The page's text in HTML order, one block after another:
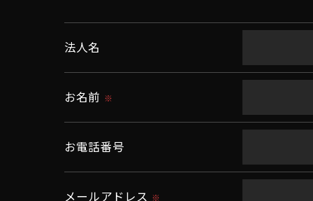
当社では、利用目的の達成に必要な範囲
これらの委託先に対しては個人情報保護契
＜個人情報の安全管理＞
当社では、個人情報の漏洩等がなされない
法人名
お名前 ※
お電話番号
メールアドレス ※